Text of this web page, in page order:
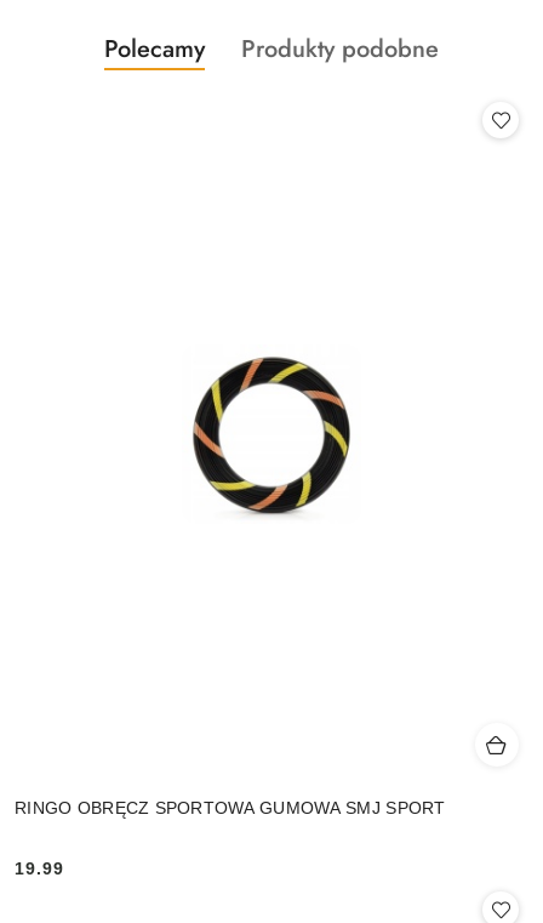
Pomiń karuzelę produktów
Produkty
o
Polecamy
Produkty
Produkty podobne
RINGO OBRĘCZ SPORTOWA GUMOWA SMJ SPORT
Cena:
19.99